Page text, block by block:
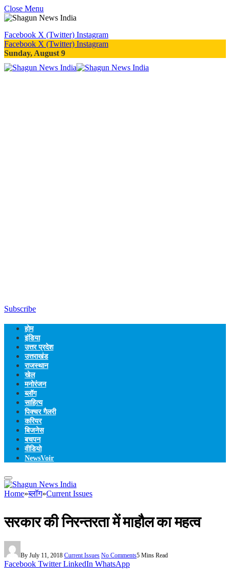
Close Menu
Facebook X (Twitter) Instagram
Facebook X (Twitter) Instagram
Sunday, August 9
Subscribe
होम
इंडिया
उत्तर प्रदेश
उत्तराखंड
राजस्थान
खेल
मनोरंजन
ब्लॉग
साहित्य
पिक्चर गैलरी
करियर
बिजनेस
बचपन
वीडियो
NewsVoir
Home»ब्लॉग»Current Issues
सरकार की निरन्तरता में माहौल का महत्व
By July 11, 2018 Current Issues No Comments5 Mins Read
Facebook Twitter LinkedIn WhatsApp